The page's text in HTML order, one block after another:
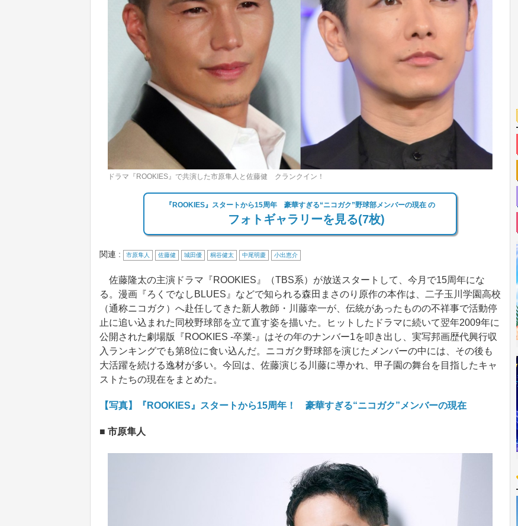
ドラマ『ROOKIES』で共演した市原隼人と佐藤健 クランクイン！
『ROOKIES』スタートから15周年 豪華すぎる“ニコガク”野球部メンバーの現在 の
フォトギャラリーを見る(7枚)
関連 : 市原隼人 佐藤健 城田優 桐谷健太 中尾明慶 小出恵介
佐藤隆太の主演ドラマ『ROOKIES』（TBS系）が放送スタートして、今月で15周年にな
る。漫画『ろくでなしBLUES』などで知られる森田まさのり原作の本作は、二子玉川学園高校
（通称ニコガク）へ赴任してきた新人教師・川藤幸一が、伝統があったものの不祥事で活動停
止に追い込まれた同校野球部を立て直す姿を描いた。ヒットしたドラマに続いて翌年2009年に
公開された劇場版『ROOKIES -卒業-』はその年のナンバー1を叩き出し、実写邦画歴代興行収
入ランキングでも第8位に食い込んだ。ニコガク野球部を演じたメンバーの中には、その後も
大活躍を続ける逸材が多い。今回は、佐藤演じる川藤に導かれ、甲子園の舞台を目指したキャ
ストたちの現在をまとめた。
【写真】『ROOKIES』スタートから15周年！ 豪華すぎる“ニコガク”メンバーの現在
■ 市原隼人